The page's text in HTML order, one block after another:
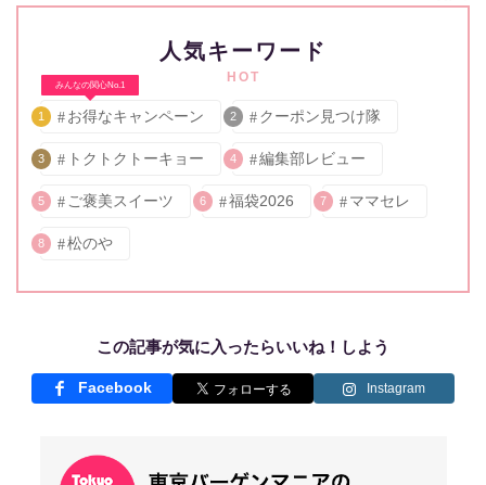
人気キーワード
HOT
みんなの関心No.1
1 お得なキャンペーン 2 クーポン見つけ隊
3 トクトクトーキョー 4 編集部レビュー
5 ご褒美スイーツ 6 福袋2026 7 ママセレ
8 松のや
この記事が気に入ったらいいね！しよう
Facebook Instagram